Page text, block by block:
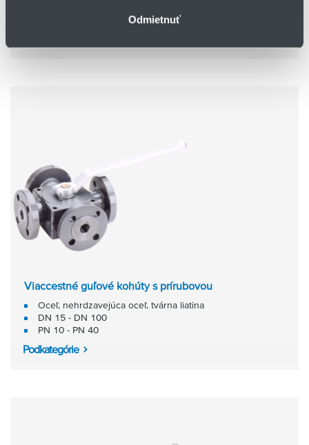
Odmietnuť
Viaccestné guľové kohúty s prírubovou
Oceľ, nehrdzavejúca oceľ, tvárna liatina
DN 15 - DN 100
PN 10 - PN 40
Podkategórie